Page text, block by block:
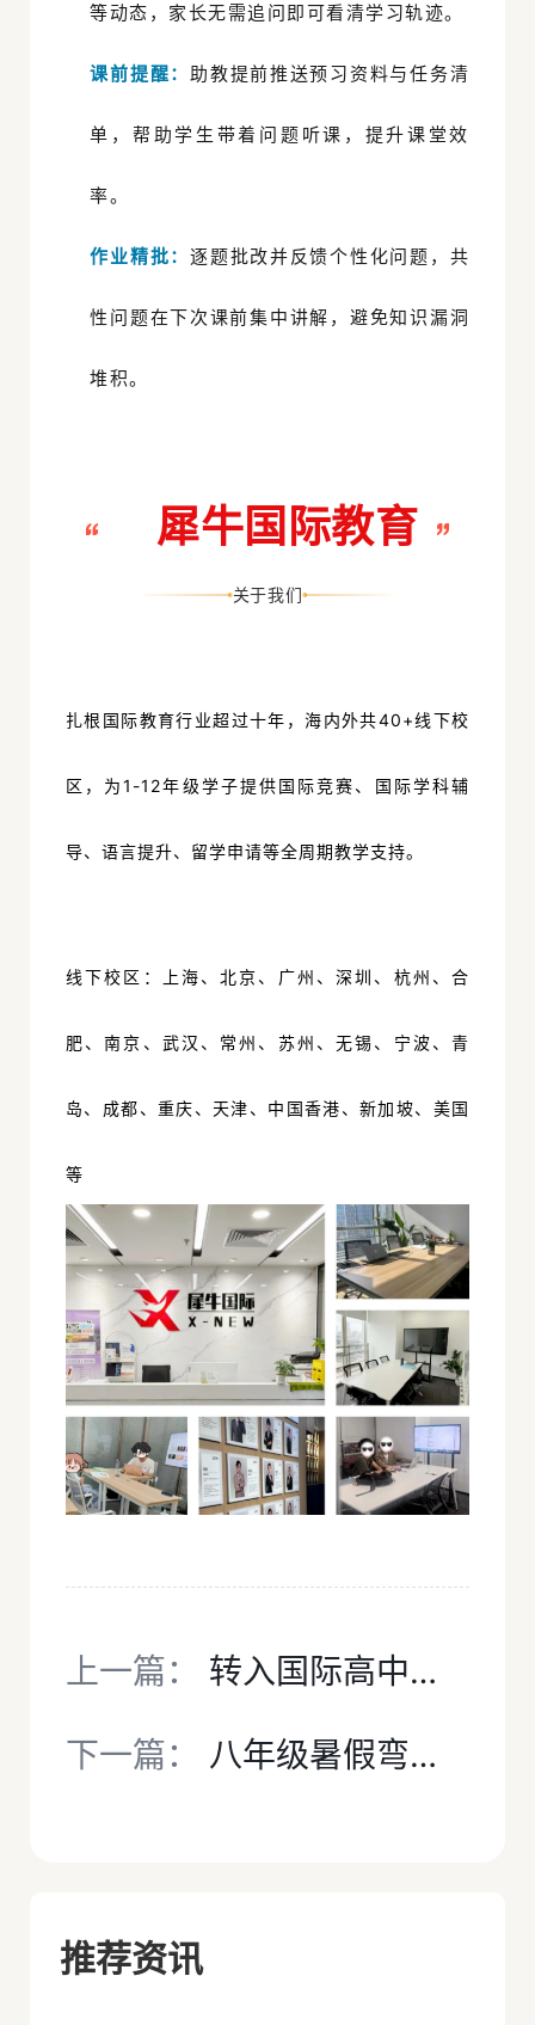
等动态，家长无需追问即可看清学习轨迹。
课前提醒： 助教提前推送预习资料与任务清
单，帮助学生带着问题听课，提升课堂效
率。
作业精批：逐题批改并反馈个性化问题，共
性问题在下次课前集中讲解，避免知识漏洞
堆积。
犀牛国际教育
关于我们
扎根国际教育行业超过十年，海内外共40+线下校
区，为1-12年级学子提供国际竞赛、国际学科辅
导、语言提升、留学申请等全周期教学支持。
线下校区：上海、北京、广州、深圳、杭州、合
肥、南京、武汉、常州、苏州、无锡、宁波、青
岛、成都、重庆、天津、中国香港、新加坡、美国
等
上一篇： 转入国际高中必看！IGCSE教材电子PDF版速领，备考不走弯路
下一篇： 八年级暑假弯道超车！犀牛IGCSE培训暑期班全科开课，30+校区同步开班
推荐资讯